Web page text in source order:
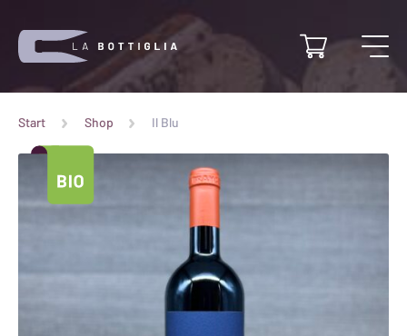
Start Shop Il Blu